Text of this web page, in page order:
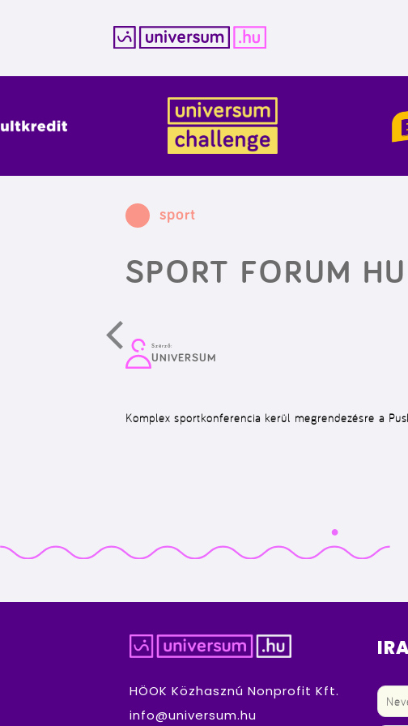
sport
SPORT FORUM
Szerző:
UNIVERSUM
Komplex sportkonferencia kerül megrendezésre a
HÖOK Közhasznú Nonprofit Kft.
info@universum.hu